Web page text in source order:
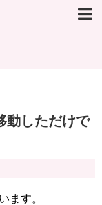
動しただけで
ます。